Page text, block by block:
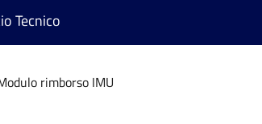
Tecnico
rimborso IMU